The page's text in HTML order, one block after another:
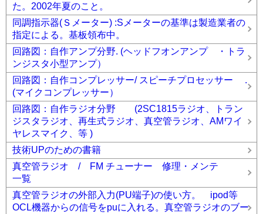
た。2002年夏のこと。
同調指示器(Ｓメーター) :Sメーターの基準は製造業者の
指定による。基板領布中。
回路図：自作アンプ分野. (ヘッドフオンアンプ ・トラ
ンジスタ小型アンプ）
回路図：自作コンプレッサー/ スピーチプロセッサー .
(マイクコンプレッサー）
回路図：自作ラジオ分野 (2SC1815ラジオ、トラン
ジスタラジオ、再生式ラジオ、真空管ラジオ、AMワイ
ヤレスマイク、等 )
技術UPのための書籍
真空管ラジオ / FM チューナー 修理・メンテ
一覧
真空管ラジオの外部入力(PU端子)の使い方。 ipod等
OCL機器からの信号をpuに入れる。真空管ラジオのブー